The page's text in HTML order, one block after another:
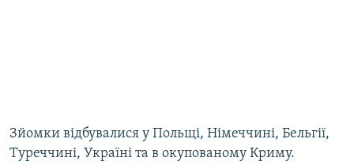
Зйомки відбувалися у Польщі, Німеччині, Бельгії,
Туреччині, Україні та в окупованому Криму.